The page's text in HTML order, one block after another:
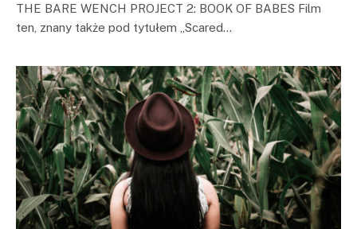
THE BARE WENCH PROJECT 2: BOOK OF BABES Film
ten, znany także pod tytułem „Scared…